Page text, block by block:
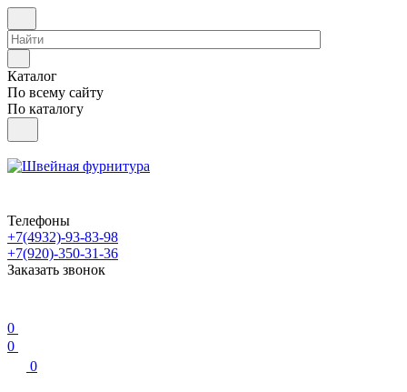
Каталог
По всему сайту
По каталогу
Телефоны
+7(4932)-93-83-98
+7(920)-350-31-36
Заказать звонок
0
0
0